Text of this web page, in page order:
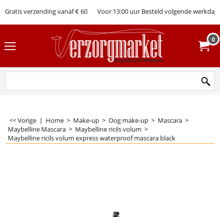
Gratis verzending vanaf € 60 Voor 13:00 uur Besteld volgende werkdag
0
<< Vorige | Home > Make-up > Oog make-up > Mascara >
Maybelline Mascara > Maybelline ricils volum >
Maybelline ricils volum express waterproof mascara black